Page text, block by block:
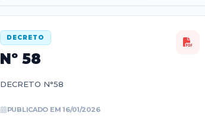
DECRETO
Nº 58
DECRETO N°58
PUBLICADO EM16/01/2026